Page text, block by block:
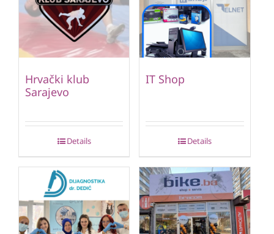
Hrvački klub
Sarajevo
Details
IT Shop
Details